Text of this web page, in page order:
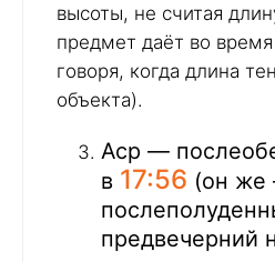
высоты, не считая
предмет даёт во
говоря, когда длина
объекта).
Аср —
в 17:56 (он
предвечерний